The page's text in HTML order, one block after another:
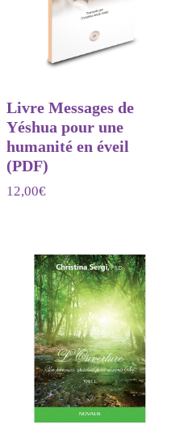
Livre Messages de
Yéshua pour une
humanité en éveil
(PDF)
12,00€